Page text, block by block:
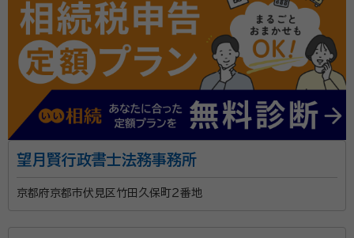
望月賢行政書士法務事務所
京都府京都市伏見区竹田久保町２番地